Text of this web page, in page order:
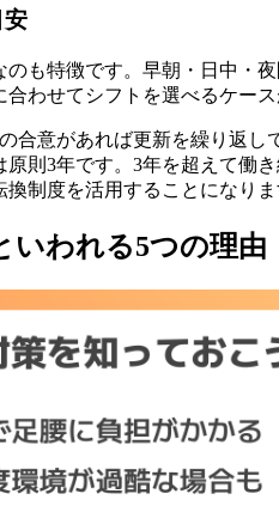
安
も特徴です。早朝・日中・
わせてシフトを選べるケース
合意があれば更新を繰り返し
則3年です。3年を超えて働
制度を活用することになりま
いわれる5つの理由